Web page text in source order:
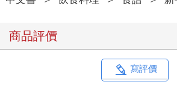
商品評價
寫評價